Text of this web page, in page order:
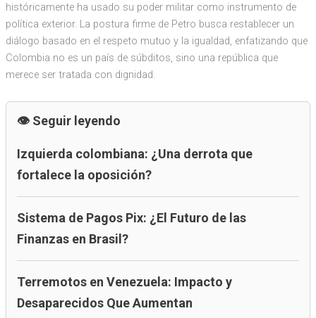
históricamente ha usado su poder militar como instrumento de
política exterior. La postura firme de Petro busca restablecer un
diálogo basado en el respeto mutuo y la igualdad, enfatizando que
Colombia no es un país de súbditos, sino una república que
merece ser tratada con dignidad.
Seguir leyendo
Izquierda colombiana: ¿Una derrota que
fortalece la oposición?
Sistema de Pagos Pix: ¿El Futuro de las
Finanzas en Brasil?
Terremotos en Venezuela: Impacto y
Desaparecidos Que Aumentan